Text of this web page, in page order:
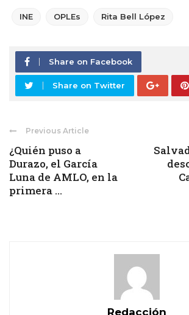
INE OPLEs Rita Bell López
Share on Facebook
Share on Twitter
Previous Article
¿Quién puso a
Durazo, el García
Luna de AMLO, en la
primera ...
Redacción